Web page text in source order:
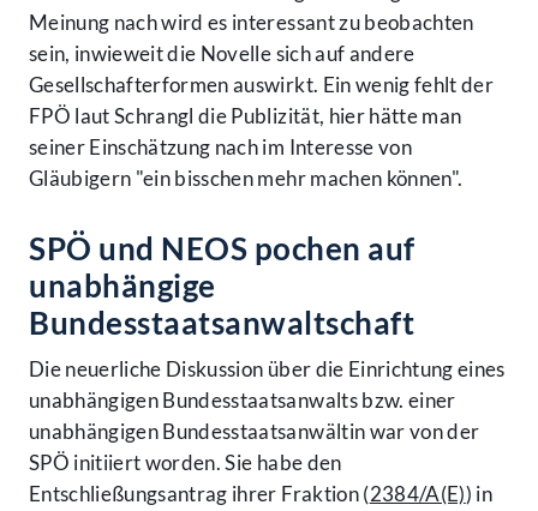
Meinung nach wird es interessant zu beobachten
sein, inwieweit die Novelle sich auf andere
Gesellschafterformen auswirkt. Ein wenig fehlt der
FPÖ laut Schrangl die Publizität, hier hätte man
seiner Einschätzung nach im Interesse von
Gläubigern "ein bisschen mehr machen können".
SPÖ und NEOS pochen auf
unabhängige
Bundesstaatsanwaltschaft
Die neuerliche Diskussion über die Einrichtung eines
unabhängigen Bundesstaatsanwalts bzw. einer
unabhängigen Bundesstaatsanwältin war von der
SPÖ initiiert worden. Sie habe den
Entschließungsantrag ihrer Fraktion (2384/A(E)) in